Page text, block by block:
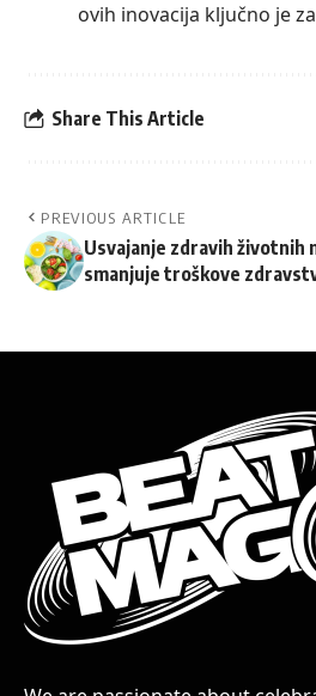
ovih inovacija ključno je
Share This Article
PREVIOUS ARTICLE
Usvajanje zdravih životnih
smanjuje troškove